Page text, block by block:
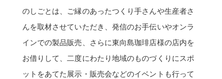
のしごとは、ご縁のあったつくり手さんや生産者さ
んを取材させていただき、発信のお手伝いやオンラ
インでの製品販売、さらに東向島珈琲店様の店内を
お借りして、二度にわたり地域のものづくりにスポ
ットをあてた展示・販売会などのイベントも行って